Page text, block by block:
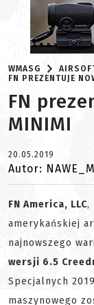
WMASG
FN PREZENTUJE
FN
MINIMI
20.05.2019
Autor:
FN America, LLC,
amerykańskiej
najnowszego
wersji 6.5
Specjalnych
maszynowego